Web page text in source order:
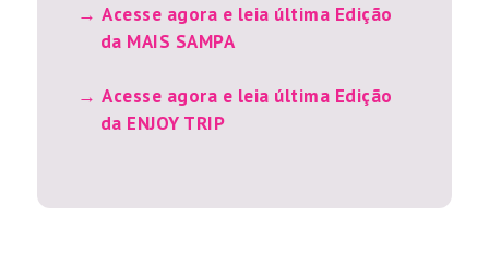
Acesse agora e leia última Edição
da MAIS SAMPA
Acesse agora e leia última Edição
da ENJOY TRIP